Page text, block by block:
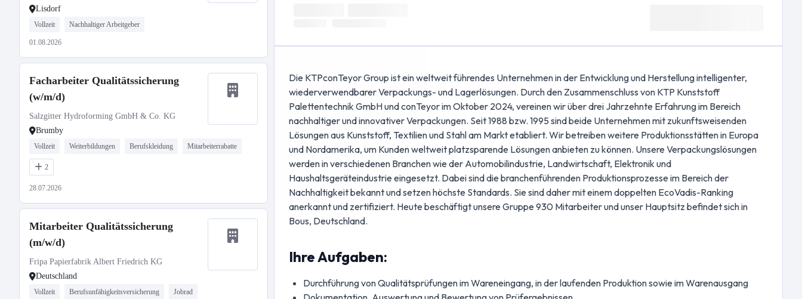
Lisdorf
Vollzeit Nachhaltiger Arbeitgeber
01.08.2026
Facharbeiter Qualitätssicherung
(w/m/d)
Salzgitter Hydroforming GmbH & Co. KG
Brumby
Vollzeit Weiterbildungen Berufskleidung Mitarbeiterrabatte
2
28.07.2026
Mitarbeiter Qualitätssicherung
(m/w/d)
Fripa Papierfabrik Albert Friedrich KG
Deutschland
Vollzeit Berufsunfähigkeitsversicherung Jobrad